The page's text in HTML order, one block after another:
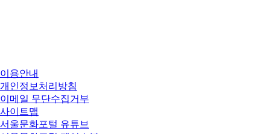
이용안내
개인정보처리방침
이메일 무단수집거부
사이트맵
서울문화포털 유튜브